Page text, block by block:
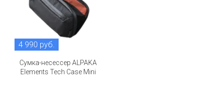
4 990 руб.
Сумка-несессер ALPAKA
Elements Tech Case Mini